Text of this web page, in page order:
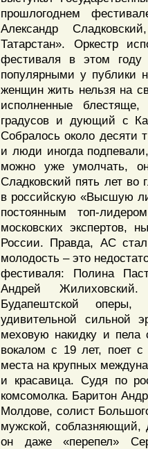
прошлогоднем
Александр
Татарстан». Оркестр
фестиваля в этом
популярными у публики
женщин жить нельзя на
исполненные
градусов и дующий с
Собралось около десяти
и люди иногда
можно уже умолчать,
Сладковский пять лет во
в российскую «Высшую
постоянным топ-
московских экспертов,
России. Правда, АС
молодость – это
фестиваля: Полина
Андрей
Будапештской
удивительной сильной
меховую накидку и пела
вокалом с 19 лет, поет
места на крупных
и красавица. Судя по
комсомолка. Баритон
Молдове, солист
мужской, соблазняющий,
он даже «перепел»